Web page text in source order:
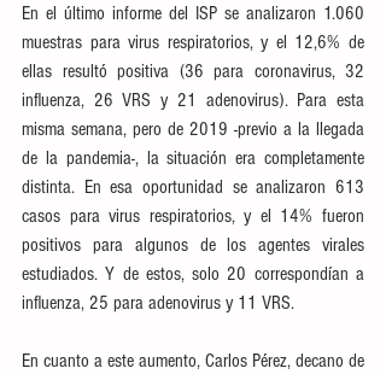
En el último informe del ISP se analizaron 1.060
muestras para virus respiratorios, y el 12,6% de
ellas resultó positiva (36 para coronavirus, 32
influenza, 26 VRS y 21 adenovirus). Para esta
misma semana, pero de 2019 -previo a la llegada
de la pandemia-, la situación era completamente
distinta. En esa oportunidad se analizaron 613
casos para virus respiratorios, y el 14% fueron
positivos para algunos de los agentes virales
estudiados. Y de estos, solo 20 correspondían a
influenza, 25 para adenovirus y 11 VRS.
En cuanto a este aumento, Carlos Pérez, decano de